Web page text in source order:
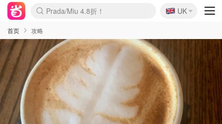
Prada/Miu 4.8折！
🇬🇧
UK
首页 攻略